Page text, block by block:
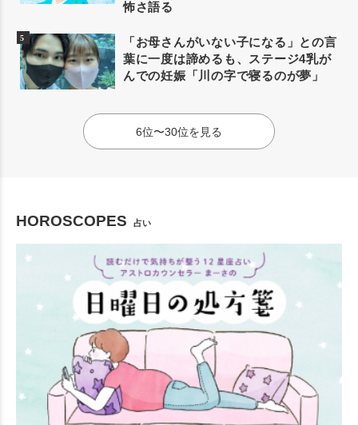
怖さ語る
「お母さんがいない子になる」との言
葉に一度は諦めるも、ステージ4乳が
んでの妊娠「川の字で寝るのが夢」
6位〜30位を見る
HOROSCOPES 占い